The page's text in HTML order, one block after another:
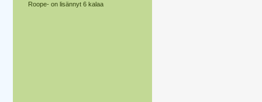
Roope- on lisännyt 6 kalaa